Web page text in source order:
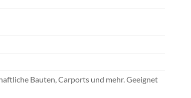
Bauten, Carports und mehr. Geeignet